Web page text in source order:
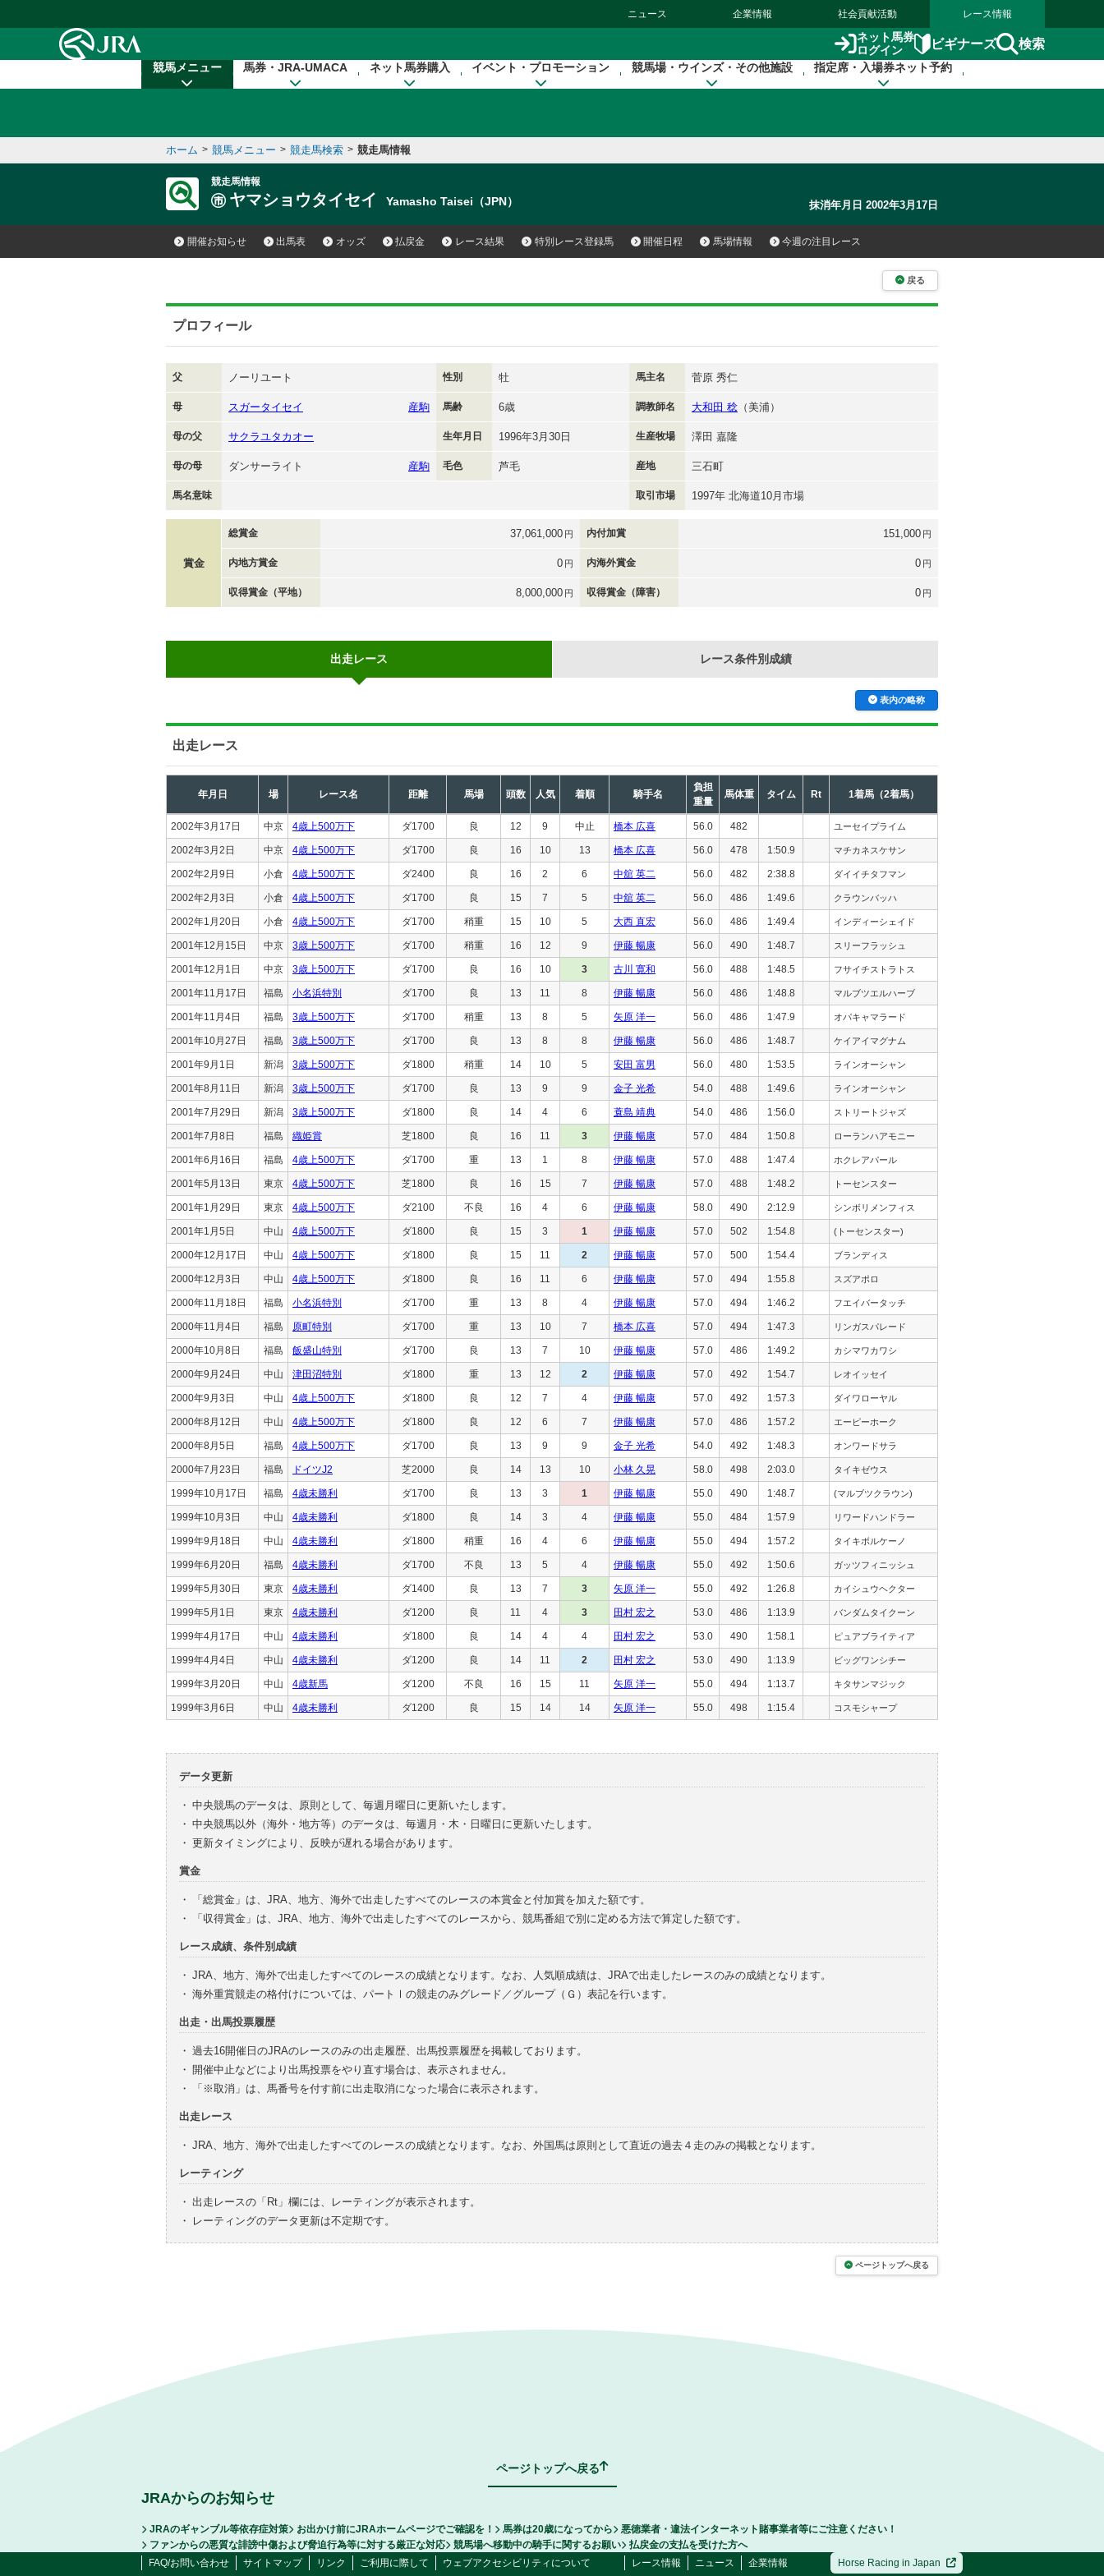
ニュース 企業情報 社会貢献活動 レース情報
ネット馬券
ログイン
ビギナーズ 検索
競馬メニュー 馬券・JRA-UMACA ネット馬券購入 イベント・プロモーション 競馬場・ウインズ・その他施設 指定席・入場券ネット予約
ホーム > 競馬メニュー > 競走馬検索 > 競走馬情報
競走馬情報
ヤマショウタイセイ Yamasho Taisei（JPN） 抹消年月日 2002年3月17日
開催お知らせ 出馬表 オッズ 払戻金 レース結果 特別レース登録馬 開催日程 馬場情報 今週の注目レース
戻る
プロフィール
父 ノーリユート 性別 牡 馬主名 菅原 秀仁
母 スガータイセイ 産駒 馬齢 6歳 調教師名 大和田 稔 （美浦）
母の父 サクラユタカオー 生年月日 1996年3月30日 生産牧場 澤田 嘉隆
母の母 ダンサーライト 産駒 毛色 芦毛 産地 三石町
馬名意味 取引市場 1997年 北海道10月市場
賞金
総賞金 37,061,000 円 内付加賞 151,000 円
内地方賞金 0 円 内海外賞金 0 円
収得賞金（平地） 8,000,000 円 収得賞金（障害） 0 円
出走レース レース条件別成績
表内の略称
出走レース
年月日 場 レース名 距離 馬場 頭数 人気 着順 騎手名
負担
重量
馬体重 タイム Rt 1着馬（2着馬）
2002年3月17日 中京 4歳上500万下 ダ1700 良 12 9 中止 橋本 広喜 56.0 482 ユーセイプライム
2002年3月2日 中京 4歳上500万下 ダ1700 良 16 10 13 橋本 広喜 56.0 478 1:50.9 マチカネスケサン
2002年2月9日 小倉 4歳上500万下 ダ2400 良 16 2 6 中舘 英二 56.0 482 2:38.8 ダイイチタフマン
2002年2月3日 小倉 4歳上500万下 ダ1700 良 15 7 5 中舘 英二 56.0 486 1:49.6 クラウンバッハ
2002年1月20日 小倉 4歳上500万下 ダ1700 稍重 15 10 5 大西 直宏 56.0 486 1:49.4 インディーシェイド
2001年12月15日 中京 3歳上500万下 ダ1700 稍重 16 12 9 伊藤 暢康 56.0 490 1:48.7 スリーフラッシュ
2001年12月1日 中京 3歳上500万下 ダ1700 良 16 10 3 古川 寛和 56.0 488 1:48.5 フサイチストラトス
2001年11月17日 福島 小名浜特別 ダ1700 良 13 11 8 伊藤 暢康 56.0 486 1:48.8 マルブツエルハーブ
2001年11月4日 福島 3歳上500万下 ダ1700 稍重 13 8 5 矢原 洋一 56.0 486 1:47.9 オパキャマラード
2001年10月27日 福島 3歳上500万下 ダ1700 良 13 8 8 伊藤 暢康 56.0 486 1:48.7 ケイアイマグナム
2001年9月1日 新潟 3歳上500万下 ダ1800 稍重 14 10 5 安田 富男 56.0 480 1:53.5 ラインオーシャン
2001年8月11日 新潟 3歳上500万下 ダ1700 良 13 9 9 金子 光希 54.0 488 1:49.6 ラインオーシャン
2001年7月29日 新潟 3歳上500万下 ダ1800 良 14 4 6 蓑島 靖典 54.0 486 1:56.0 ストリートジャズ
2001年7月8日 福島 織姫賞 芝1800 良 16 11 3 伊藤 暢康 57.0 484 1:50.8 ローランハアモニー
2001年6月16日 福島 4歳上500万下 ダ1700 重 13 1 8 伊藤 暢康 57.0 488 1:47.4 ホクレアパール
2001年5月13日 東京 4歳上500万下 芝1800 良 16 15 7 伊藤 暢康 57.0 488 1:48.2 トーセンスター
2001年1月29日 東京 4歳上500万下 ダ2100 不良 16 4 6 伊藤 暢康 58.0 490 2:12.9 シンボリメンフィス
2001年1月5日 中山 4歳上500万下 ダ1800 良 15 3 1 伊藤 暢康 57.0 502 1:54.8 (トーセンスター)
2000年12月17日 中山 4歳上500万下 ダ1800 良 15 11 2 伊藤 暢康 57.0 500 1:54.4 ブランディス
2000年12月3日 中山 4歳上500万下 ダ1800 良 16 11 6 伊藤 暢康 57.0 494 1:55.8 スズアポロ
2000年11月18日 福島 小名浜特別 ダ1700 重 13 8 4 伊藤 暢康 57.0 494 1:46.2 フエイバータッチ
2000年11月4日 福島 原町特別 ダ1700 重 13 10 7 橋本 広喜 57.0 494 1:47.3 リンガスパレード
2000年10月8日 福島 飯盛山特別 ダ1700 良 13 7 10 伊藤 暢康 57.0 486 1:49.2 カシマワカワシ
2000年9月24日 中山 津田沼特別 ダ1800 重 13 12 2 伊藤 暢康 57.0 492 1:54.7 レオイッセイ
2000年9月3日 中山 4歳上500万下 ダ1800 良 12 7 4 伊藤 暢康 57.0 492 1:57.3 ダイワローヤル
2000年8月12日 中山 4歳上500万下 ダ1800 良 12 6 7 伊藤 暢康 57.0 486 1:57.2 エーピーホーク
2000年8月5日 福島 4歳上500万下 ダ1700 良 13 9 9 金子 光希 54.0 492 1:48.3 オンワードサラ
2000年7月23日 福島 ドイツJ2 芝2000 良 14 13 10 小林 久晃 58.0 498 2:03.0 タイキゼウス
1999年10月17日 福島 4歳未勝利 ダ1700 良 13 3 1 伊藤 暢康 55.0 490 1:48.7 (マルブツクラウン)
1999年10月3日 中山 4歳未勝利 ダ1800 良 14 3 4 伊藤 暢康 55.0 484 1:57.9 リワードハンドラー
1999年9月18日 中山 4歳未勝利 ダ1800 稍重 16 4 6 伊藤 暢康 55.0 494 1:57.2 タイキボルケーノ
1999年6月20日 福島 4歳未勝利 ダ1700 不良 13 5 4 伊藤 暢康 55.0 492 1:50.6 ガッツフィニッシュ
1999年5月30日 東京 4歳未勝利 ダ1400 良 13 7 3 矢原 洋一 55.0 492 1:26.8 カイシュウヘクター
1999年5月1日 東京 4歳未勝利 ダ1200 良 11 4 3 田村 宏之 53.0 486 1:13.9 バンダムタイクーン
1999年4月17日 中山 4歳未勝利 ダ1800 良 14 4 4 田村 宏之 53.0 490 1:58.1 ピュアブライティア
1999年4月4日 中山 4歳未勝利 ダ1200 良 14 11 2 田村 宏之 53.0 490 1:13.9 ビッグワンシチー
1999年3月20日 中山 4歳新馬 ダ1200 不良 16 15 11 矢原 洋一 55.0 494 1:13.7 キタサンマジック
1999年3月6日 中山 4歳未勝利 ダ1200 良 15 14 14 矢原 洋一 55.0 498 1:15.4 コスモシャープ
データ更新
・ 中央競馬のデータは、原則として、毎週月曜日に更新いたします。
・ 中央競馬以外（海外・地方等）のデータは、毎週月・木・日曜日に更新いたします。
・ 更新タイミングにより、反映が遅れる場合があります。
賞金
・
「総賞金」は、JRA、地方、海外で出走したすべてのレースの本賞金と付加賞を加えた額です。
・
「収得賞金」は、JRA、地方、海外で出走したすべてのレースから、競馬番組で別に定める方法で算定した額です。
レース成績、条件別成績
・ JRA、地方、海外で出走したすべてのレースの成績となります。なお、人気順成績は、JRAで出走したレースのみの成績となります。
・ 海外重賞競走の格付けについては、パートⅠの競走のみグレード／グループ（Ｇ）表記を行います。
出走・出馬投票履歴
・ 過去16開催日のJRAのレースのみの出走履歴、出馬投票履歴を掲載しております。
・ 開催中止などにより出馬投票をやり直す場合は、表示されません。
・
「※取消」は、馬番号を付す前に出走取消になった場合に表示されます。
出走レース
・ JRA、地方、海外で出走したすべてのレースの成績となります。なお、外国馬は原則として直近の過去４走のみの掲載となります。
レーティング
・ 出走レースの「Rt」欄には、レーティングが表示されます。
・
レーティングのデータ更新は不定期です。
ページトップへ戻る
ページトップへ戻る
JRAからのお知らせ
JRAのギャンブル等依存症対策 お出かけ前にJRAホームページでご確認を！ 馬券は20歳になってから
悪徳業者・違法インターネット賭事業者等にご注意ください！
ファンからの悪質な誹謗中傷および脅迫行為等に対する厳正な対応
競馬場へ移動中の騎手に関するお願い
払戻金の支払を受けた方へ
FAQ/お問い合わせ
サイトマップ リンク ご利用に際して ウェブアクセシビリティについて レース情報 ニュース 企業情報 Horse Racing in Japan